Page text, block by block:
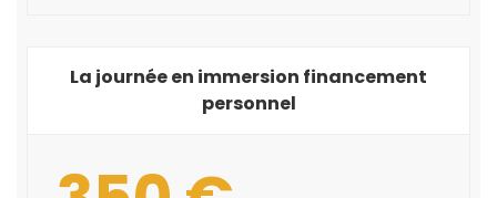
La journée en immersion financement
personnel